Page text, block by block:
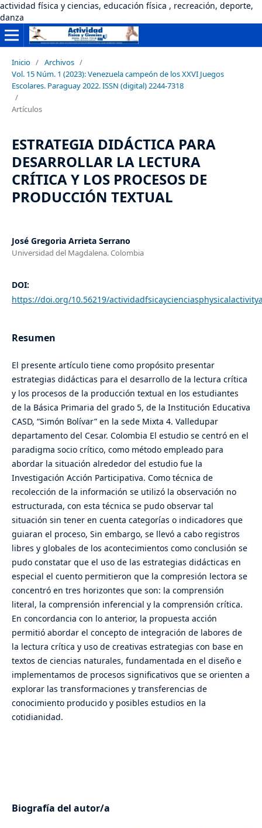
actividad física y ciencias, educación física , recreación, deporte,
danza
Inicio / Archivos /
Vol. 15 Núm. 1 (2023): Venezuela campeón de los XXVI Juegos
Escolares. Paraguay 2022. ISSN (digital) 2244-7318
/
Artículos
ESTRATEGIA DIDÁCTICA PARA
DESARROLLAR LA LECTURA
CRÍTICA Y LOS PROCESOS DE
PRODUCCIÓN TEXTUAL
José Gregoria Arrieta Serrano
Universidad del Magdalena. Colombia
DOI:
https://doi.org/10.56219/
Resumen
El presente artículo tiene como propósito presentar
estrategias didácticas para el desarrollo de la lectura crítica
y los procesos de la producción textual en los estudiantes
de la Básica Primaria del grado 5, de la Institución Educativa
CASD, “Simón Bolívar” en la sede Mixta 4. Valledupar
departamento del Cesar. Colombia El estudio se centró en el
paradigma socio crítico, como método empleado para
abordar la situación alrededor del estudio fue la
Investigación Acción Participativa. Como técnica de
recolección de la información se utilizó la observación no
estructurada, con esta técnica se pudo observar tal
situación sin tener en cuenta categorías o indicadores que
guiaran el proceso, Sin embargo, se llevó a cabo registros
libres y globales de los acontecimientos como conclusión se
pudo constatar que el uso de las estrategias didácticas en
especial el cuento permitieron que la compresión lectora se
concentró en tres horizontes que son: la comprensión
literal, la comprensión inferencial y la comprensión crítica.
En concordancia con lo anterior, la propuesta acción
permitió abordar el concepto de integración de labores de
la lectura crítica y uso de creativas estrategias con base en
textos de ciencias naturales, fundamentada en el diseño e
implementamos de procesos significativos que se orienten a
explorar las transformaciones y transferencias de
conocimiento producido y posibles estudios en la
cotidianidad.
Biografía del autor/a